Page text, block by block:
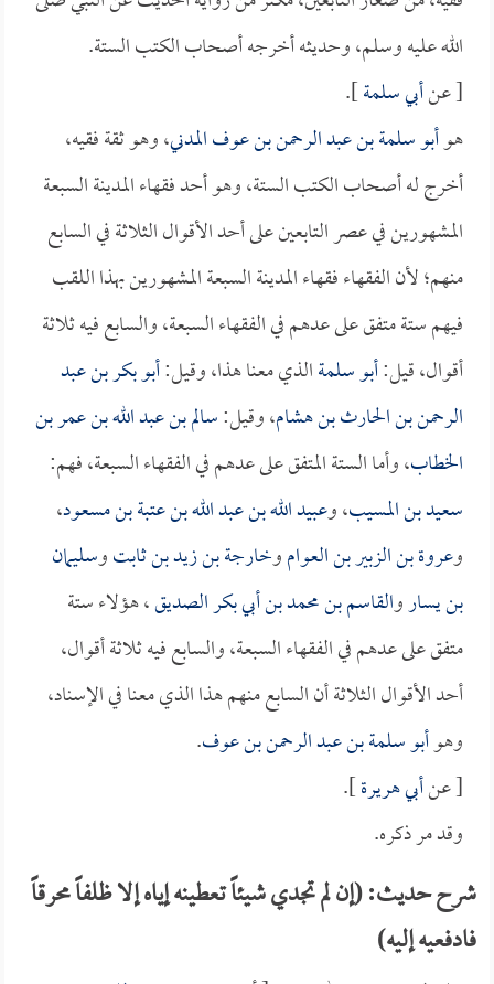
الله عليه وسلم، وحديثه أخرجه أصحاب الكتب الستة.
[ عنأبي سلمة].
هوأبو سلمة بن عبد الرحمن بن عوف المدني، وهو ثقة فقيه،
أخرج له أصحاب الكتب الستة، وهو أحد فقهاء المدينة السبعة
المشهورين في عصر التابعين على أحد الأقوال الثلاثة في السابع
منهم؛ لأن الفقهاء فقهاء المدينة السبعة المشهورين بهذا اللقب
فيهم ستة متفق على عدهم في الفقهاء السبعة، والسابع فيه ثلاثة
أقوال، قيل:أبو سلمةالذي معنا هذا، وقيل:أبو بكر بن عبد
الرحمن بن الحارث بن هشام، وقيل:سالم بن عبد الله بن عمر بن
الخطاب، وأما الستة المتفق على عدهم في الفقهاء السبعة، فهم:
سعيد بن المسيب، وعبيد الله بن عبد الله بن عتبة بن مسعود،
وعروة بن الزبير بن العواموخارجة بن زيد بن ثابتوسليمان
بن يساروالقاسم بن محمد بن أبي بكر الصديق، هؤلاء ستة
متفق على عدهم في الفقهاء السبعة، والسابع فيه ثلاثة أقوال،
أحد الأقوال الثلاثة أن السابع منهم هذا الذي معنا في الإسناد،
وهوأبو سلمة بن عبد الرحمن بن عوف.
[ عنأبي هريرة].
وقد مر ذكره.
شرح حديث: (إن لم تجدي شيئاً تعطينه إياه إلا ظلفاً محرقاً
فادفعيه إليه)